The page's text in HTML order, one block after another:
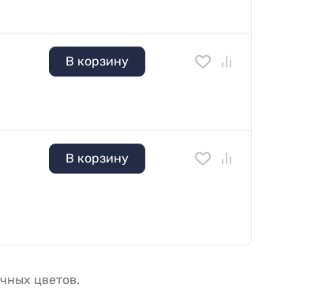
В корзину
В корзину
цветов.